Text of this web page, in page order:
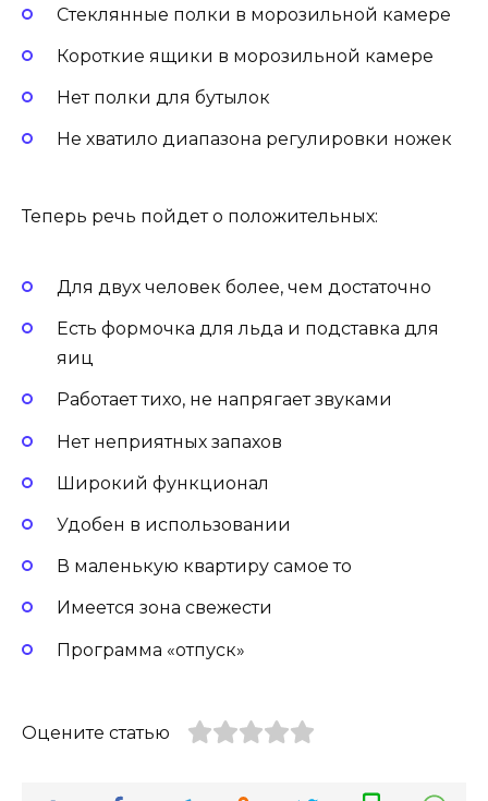
Стеклянные полки в морозильной камере
Короткие ящики в морозильной камере
Нет полки для бутылок
Не хватило диапазона регулировки ножек
Теперь речь пойдет о положительных:
Для двух человек более, чем достаточно
Есть формочка для льда и подставка для
яиц
Работает тихо, не напрягает звуками
Нет неприятных запахов
Широкий функционал
Удобен в использовании
В маленькую квартиру самое то
Имеется зона свежести
Программа «отпуск»
Оцените статью